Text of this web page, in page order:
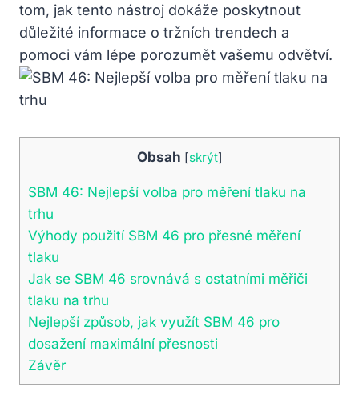
tom, jak tento nástroj dokáže poskytnout
důležité informace o tržních trendech a
pomoci vám lépe porozumět vašemu odvětví.
Obsah [skrýt]
SBM 46: Nejlepší volba pro měření tlaku na
trhu
Výhody použití SBM 46 pro přesné měření
tlaku
Jak se SBM 46 srovnává s ostatními měřiči
tlaku na trhu
Nejlepší způsob, jak využít SBM 46 pro
dosažení maximální přesnosti
Závěr